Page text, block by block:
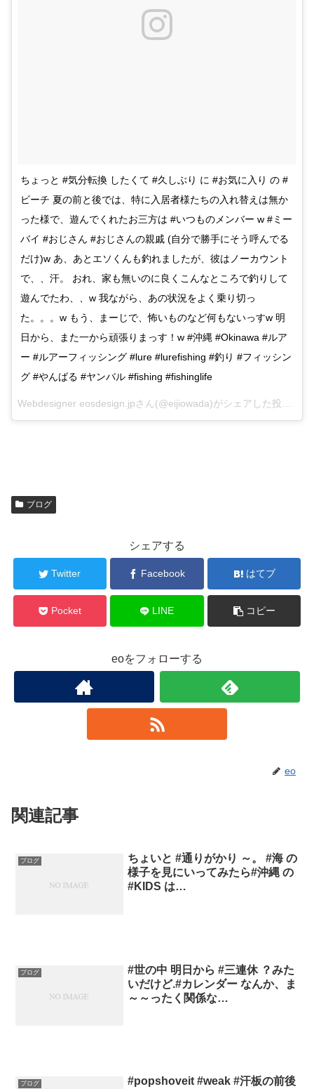
ちょっと #気分転換 したくて #久しぶり に #お気に入り の #
ビーチ 夏の前と後では、特に入居者様たちの入れ替えは無か
った様で、遊んでくれたお三方は #いつものメンバー w #ミー
バイ #おじさん #おじさんの親戚 (自分で勝手にそう呼んでる
だけ)w あ、あとエソくんも釣れましたが、彼はノーカウント
で、、汗。 おれ、家も無いのに良くこんなところで釣りして
遊んでたわ、、w 我ながら、あの状況をよく乗り切っ
た。。。w もう、まーじで、怖いものなど何もないっすw 明
日から、また一から頑張りまっす！w #沖縄 #Okinawa #ルア
ー #ルアーフィッシング #lure #lurefishing #釣り #フィッシン
グ #やんばる #ヤンバル #fishing #fishinglife
Webdesigner eosdesign.jpさん(@eijiowada)がシェアした投稿 –
ブログ
シェアする
Twitter Facebook はてブ
Pocket LINE コピー
eoをフォローする
eo
関連記事
ブログ
ちょいと #通りがかり ～。 #海 の
様子を見にいってみたら#沖縄 の
#KIDS は…
ブログ
#世の中 明日から #三連休 ？みた
いだけど.#カレンダー なんか、ま
～～ったく関係な…
ブログ #popshoveit #weak #汗板の前後